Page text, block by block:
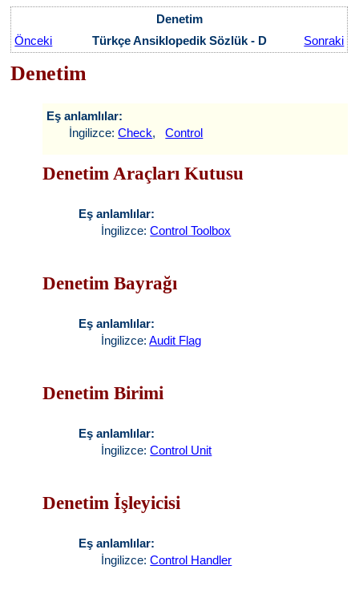
Denetim
Önceki
Türkçe Ansiklopedik Sözlük - D Sonraki
Denetim
Eş anlamlılar:
İngilizce:Check,Control
Denetim Araçları Kutusu
Eş anlamlılar:
İngilizce:Control Toolbox
Denetim Bayrağı
Eş anlamlılar:
İngilizce:Audit Flag
Denetim Birimi
Eş anlamlılar:
İngilizce:Control Unit
Denetim İşleyicisi
Eş anlamlılar:
İngilizce:Control Handler